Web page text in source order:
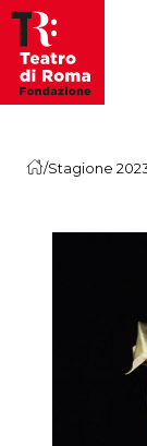
Skip to content
/Stagione